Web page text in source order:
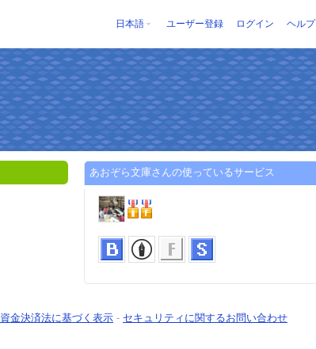
日本語 ユーザー登録 ログイン ヘルプ
あおぞら文庫さんの使っているサービス
資金決済法に基づく表示 - セキュリティに関するお問い合わせ